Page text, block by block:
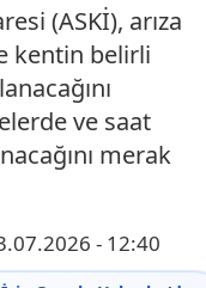
(ASKİ), arıza
kentin belirli
ve saat
merak
- 12:40